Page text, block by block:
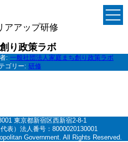
アアップ研修
り政策ラボ
: 一般社団法人家庭まち創り政策ラボ
ゴリー: 研修
東京都新宿区西新宿2-8-1
表）法人番号：8000020130001
Government. All Rights Reserved.